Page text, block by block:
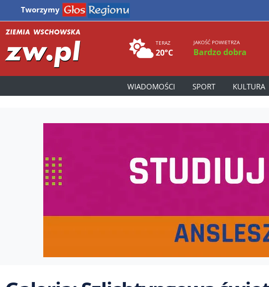
Tworzymy
TERAZ
20°C
JAKOŚĆ POWIETRZA
Bardzo dobra
WIADOMOŚCI SPORT KULTURA